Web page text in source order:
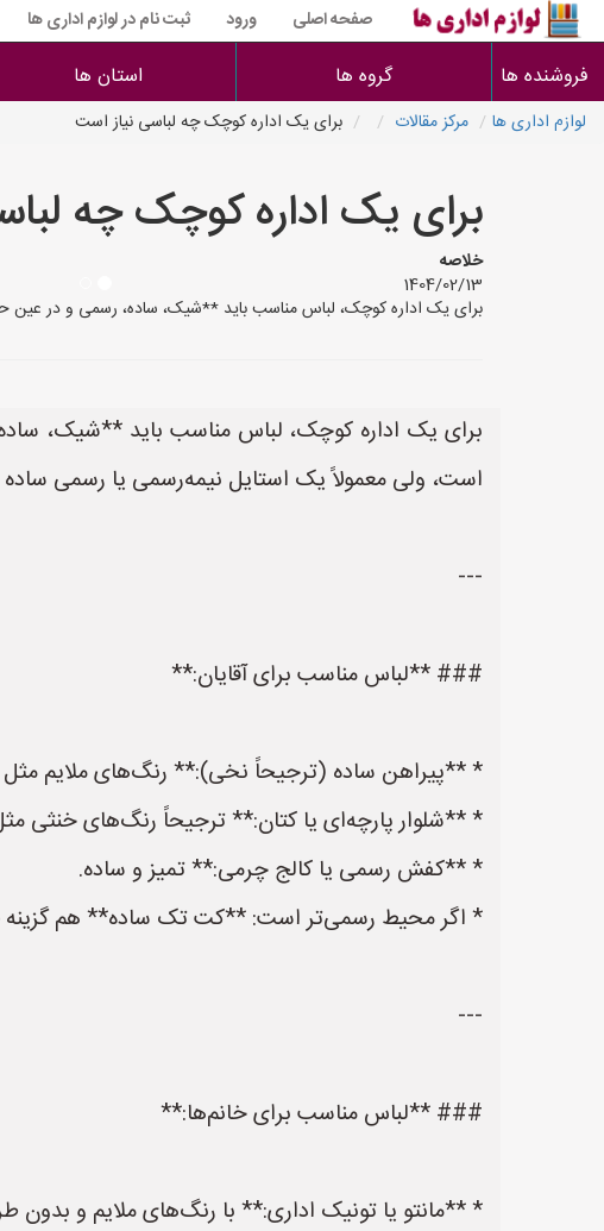
صفحه اصلی ورود ثبت نام در لوازم اداری ها
فروشنده ها گروه ها استان ها
لوازم اداری ها مرکز مقالات برای یک اداره کوچک چه لباسی نیاز است
برای یک اداره کوچک چه
خلاصه
1404/02/13
برای یک اداره کوچک، لباس مناسب باید **شیک، ساده، رسمی و در
برای یک اداره کوچک، لباس مناسب باید **شیک،
است، ولی معمولاً یک استایل نیمه‌رسمی یا رسمی
---
### **لباس مناسب برای آقایان:**
* **پیراهن ساده (ترجیحاً نخی):** رنگ‌های ملایم
* **شلوار پارچه‌ای یا کتان:** ترجیحاً رنگ‌های خنثی
* **کفش رسمی یا کالج چرمی:** تمیز و ساده.
* اگر محیط رسمی‌تر است: **کت تک ساده** هم
---
### **لباس مناسب برای خانم‌ها:**
* **مانتو یا تونیک اداری:** با رنگ‌های ملایم و